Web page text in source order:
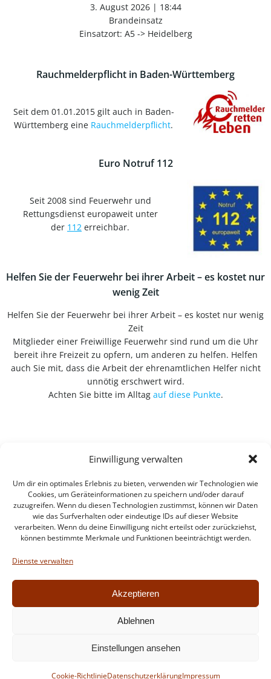
Einwilligung verwalten
Um dir ein optimales Erlebnis zu bieten, verwenden wir Technologien wie
Cookies, um Geräteinformationen zu speichern und/oder darauf
zuzugreifen. Wenn du diesen Technologien zustimmst, können wir Daten
wie das Surfverhalten oder eindeutige IDs auf dieser Website
verarbeiten. Wenn du deine Einwilligung nicht erteilst oder zurückziehst,
können bestimmte Merkmale und Funktionen beeinträchtigt werden.
Dienste verwalten
Akzeptieren
Ablehnen
Einstellungen ansehen
Cookie-RichtlinieDatenschutzerklärungImpressum
3. August 2026| 18:44
Brandeinsatz
Einsatzort: A5 -> Heidelberg
Rauchmelderpflicht in Baden-Württemberg
Seit dem 01.01.2015 gilt auch in Baden-
Württemberg eine Rauchmelderpflicht.
Euro Notruf 112
Seit 2008 sind Feuerwehr und
Rettungsdienst europaweit unter
der 112 erreichbar.
Helfen Sie der Feuerwehr bei ihrer Arbeit – es kostet nur
wenig Zeit
Helfen Sie der Feuerwehr bei ihrer Arbeit – es kostet nur wenig
Zeit
Mitglieder einer Freiwillige Feuerwehr sind rund um die Uhr
bereit ihre Freizeit zu opfern, um anderen zu helfen. Helfen
auch Sie mit, dass die Arbeit der ehrenamtlichen Helfer nicht
unnötig erschwert wird.
Achten Sie bitte im Alltag auf diese Punkte.
Intern
© 2026 Feuerwehr Walldorf. Created for free using